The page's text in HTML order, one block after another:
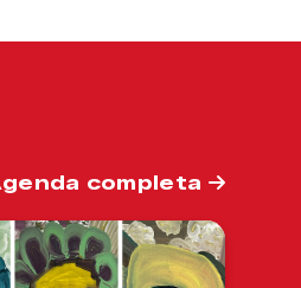
completa